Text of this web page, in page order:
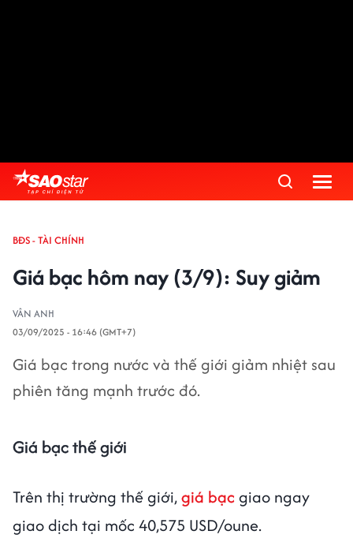
BĐS - TÀI CHÍNH
Giá bạc hôm nay (3/9): Suy giảm
VÂN ANH
03/09/2025 - 16:46 (GMT+7)
Giá bạc trong nước và thế giới giảm nhiệt sau
phiên tăng mạnh trước đó.
Giá bạc thế giới
Trên thị trường thế giới,giá bạcgiao ngay
giao dịch tại mốc 40,575 USD/oune.